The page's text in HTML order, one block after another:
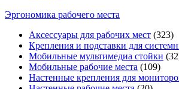
Эргономика рабочего места
Аксессуары для рабочих мест (323)
Крепления и подставки для
Мобильные мультимедиа стойки
Мобильные рабочие места (109)
Настенные крепления для